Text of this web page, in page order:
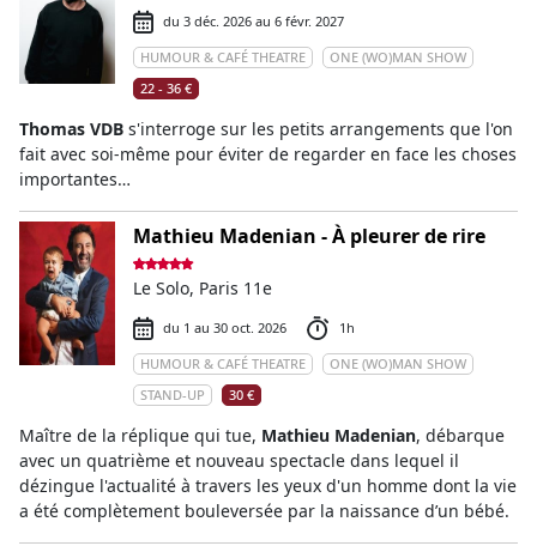
du 3 déc. 2026 au 6 févr. 2027
HUMOUR & CAFÉ THEATRE
ONE (WO)MAN SHOW
22 - 36 €
Thomas VDB s'interroge sur les petits arrangements que l'on
fait avec soi-même pour éviter de regarder en face les choses
importantes…
Mathieu Madenian - À pleurer de rire
Le Solo, Paris 11e
du 1 au 30 oct. 2026
1h
HUMOUR & CAFÉ THEATRE
ONE (WO)MAN SHOW
STAND-UP
30 €
Maître de la réplique qui tue, Mathieu Madenian, débarque
avec un quatrième et nouveau spectacle dans lequel il
dézingue l'actualité à travers les yeux d'un homme dont la vie
a été complètement bouleversée par la naissance d’un bébé.